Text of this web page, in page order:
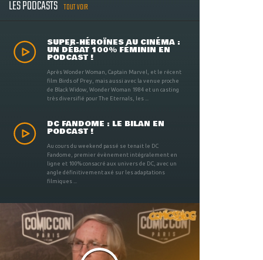
LES PODCASTS TOUT VOIR
SUPER-HÉROÏNES AU CINÉMA :
UN DÉBAT 100% FÉMININ EN
PODCAST !
Après Wonder Woman, Captain Marvel, et le récent
film Birds of Prey, mais aussi avec la venue proche
de Black Widow, Wonder Woman 1984 et un casting
très diversifié pour The Eternals, les ...
DC FANDOME : LE BILAN EN
PODCAST !
Au cours du weekend passé se tenait le DC
Fandome, premier évènement intégralement en
ligne et 100% consacré aux univers de DC, avec un
angle définitivement axé sur les adaptations
filmiques ...